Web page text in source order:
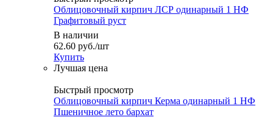
Облицовочный кирпич ЛСР одинарный 1 НФ
Графитовый руст
В наличии
62.60 руб./шт
Купить
Быстрый просмотр
Облицовочный кирпич Керма одинарный 1 НФ
Пшеничное лето бархат